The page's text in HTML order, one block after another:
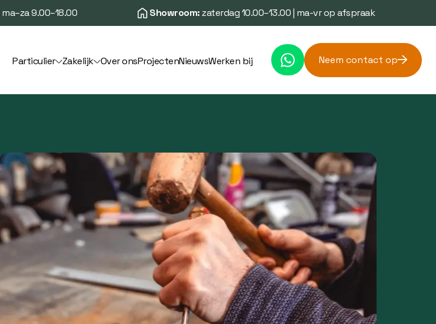
ma–za 9.00–18.00 Showroom:zaterdag 10.00–13.00 | ma-vr op afspraak
Particulier Zakelijk Over onsProjectenNieuwsWerken bij Neem contact op